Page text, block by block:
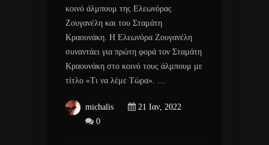
κοινό άλμπουμ της Ελεωνόρας
Ζουγανέλη και του Σταμάτη
Κραουνάκη. Η Ελεωνόρα Ζουγανέλη
συναντάει για πρώτη φορά τον Σταμάτη
Κραουνάκη στο κοινό τους άλμπουμ με
τίτλο «Τι να λέμε Τώρα». …
michalis
21 Ιαν, 2022
0